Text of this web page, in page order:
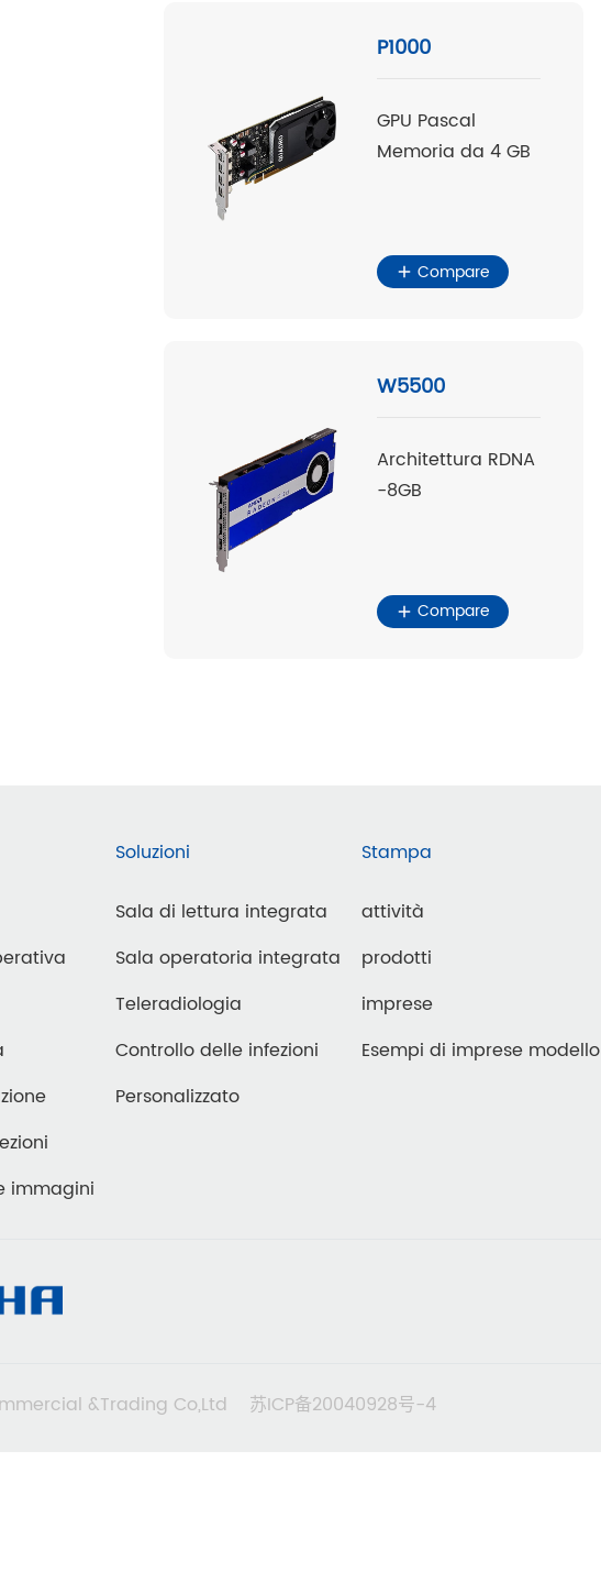
P1000
GPU Pascal
Memoria da 4 GB
Compare
W5500
Architettura RDNA
-8GB
Compare
immagini
Soluzioni
Sala di lettura integrata
Sala operatoria integrata
Teleradiologia
Controllo delle infezioni
Personalizzato
Stampa
attività
prodotti
imprese
Esempi di imprese modello
&Trading Co,Ltd 苏ICP备20040928号-4